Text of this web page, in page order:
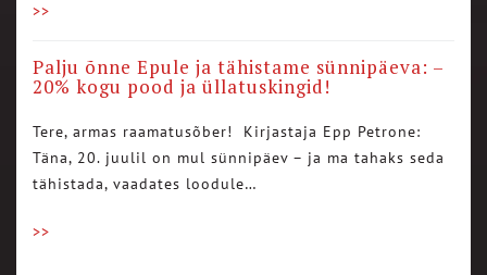
>>
Palju õnne Epule ja tähistame sünnipäeva: –
20% kogu pood ja üllatuskingid!
Tere, armas raamatusõber! Kirjastaja Epp Petrone:
Täna, 20. juulil on mul sünnipäev – ja ma tahaks seda
tähistada, vaadates loodule…
>>